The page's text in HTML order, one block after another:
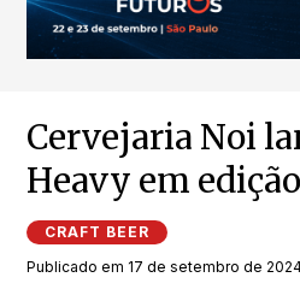
Cervejaria Noi
Heavy em
CRAFT BEER
Publicado em 17 de setembro de